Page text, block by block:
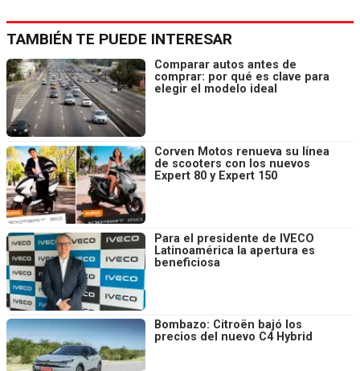
TAMBIÉN TE PUEDE INTERESAR
Comparar autos antes de
comprar: por qué es clave para
elegir el modelo ideal
Corven Motos renueva su línea
de scooters con los nuevos
Expert 80 y Expert 150
Para el presidente de IVECO
Latinoamérica la apertura es
beneficiosa
Bombazo: Citroën bajó los
precios del nuevo C4 Hybrid